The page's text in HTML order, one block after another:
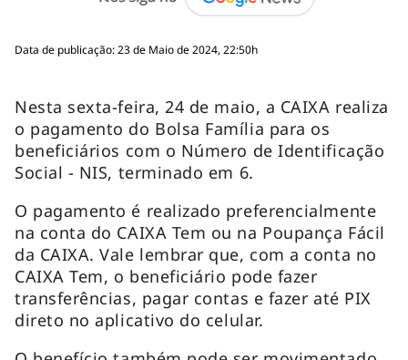
Data de publicação: 23 de Maio de 2024, 22:50h
Nesta sexta-feira, 24 de maio, a CAIXA realiza
o pagamento do Bolsa Família para os
beneficiários com o Número de Identificação
Social - NIS, terminado em 6.
O pagamento é realizado preferencialmente
na conta do CAIXA Tem ou na Poupança Fácil
da CAIXA. Vale lembrar que, com a conta no
CAIXA Tem, o beneficiário pode fazer
transferências, pagar contas e fazer até PIX
direto no aplicativo do celular.